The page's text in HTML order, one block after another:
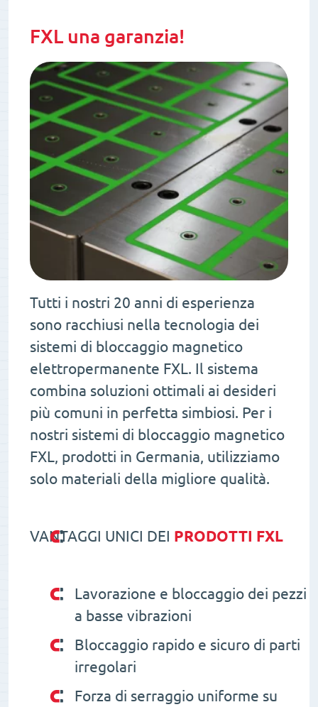
FXL una garanzia!
Tutti i nostri 20 anni di esperienza
sono racchiusi nella tecnologia dei
sistemi di bloccaggio magnetico
elettropermanente FXL. Il sistema
combina soluzioni ottimali ai desideri
più comuni in perfetta simbiosi. Per i
nostri sistemi di bloccaggio magnetico
FXL, prodotti in Germania, utilizziamo
solo materiali della migliore qualità.
VANTAGGI UNICI DEI PRODOTTI FXL
Lavorazione e bloccaggio dei pezzi
a basse vibrazioni
Bloccaggio rapido e sicuro di parti
irregolari
Forza di serraggio uniforme su